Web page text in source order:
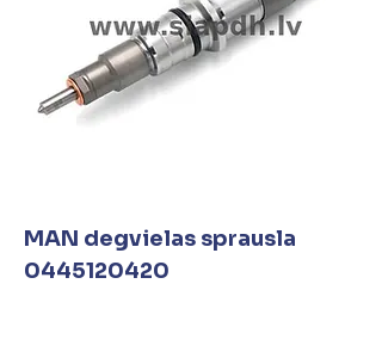
MAN degvielas sprausla
0445120420